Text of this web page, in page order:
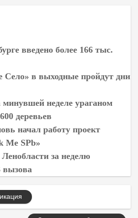
введено более 166 тыс.
в выходные пройдут дни
минувшей неделе ураганом
деревьев
начал работу проект
Me SPb»
за неделю
вызова